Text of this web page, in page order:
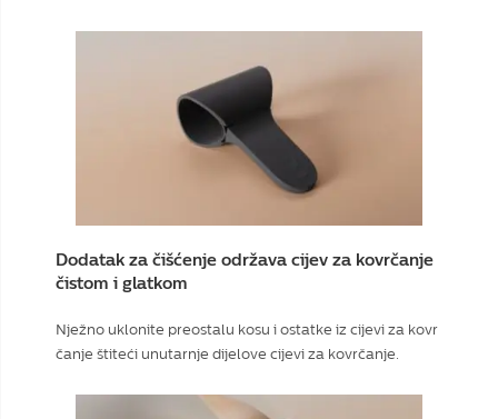
Dodatak za čišćenje održava cijev za kovrčanje
čistom i glatkom
Nježno uklonite preostalu kosu i ostatke iz cijevi za kovr
čanje štiteći unutarnje dijelove cijevi za kovrčanje.